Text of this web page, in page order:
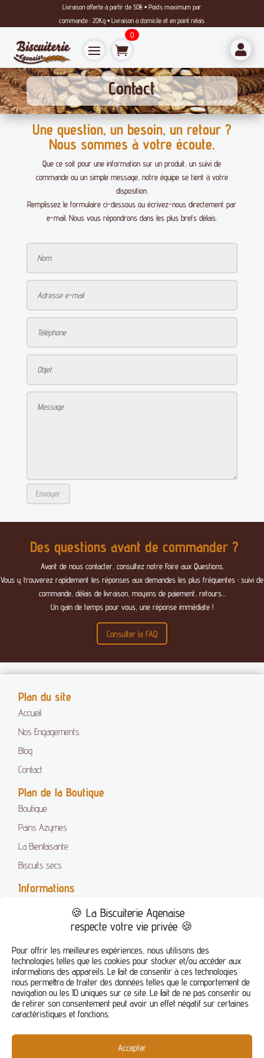
🍪 La Biscuiterie Agenaise
respecte votre vie privée 🍪
Pour offrir les meilleures expériences, nous utilisons des
technologies telles que les cookies pour stocker et/ou accéder aux
informations des appareils. Le fait de consentir à ces technologies
nous permettra de traiter des données telles que le comportement de
navigation ou les ID uniques sur ce site. Le fait de ne pas consentir ou
de retirer son consentement peut avoir un effet négatif sur certaines
caractéristiques et fonctions.
Accepter
Livraison offerte à partir de 50€ • Poids maximum par
commande : 20Kg • Livraison à domicile et en point relais
0

Contact
Une question, un besoin, un retour ?
Nous sommes à votre écoute.
Que ce soit pour une information sur un produit, un suivi de
commande ou un simple message, notre équipe se tient à votre
disposition.
Remplissez le formulaire ci-dessous ou écrivez-nous directement par
e-mail. Nous vous répondrons dans les plus brefs délais.
Envoyer
Des questions avant de commander ?
Avant de nous contacter, consultez notre Foire aux Questions.
Vous y trouverez rapidement les réponses aux demandes les plus fréquentes : suivi de
commande, délais de livraison, moyens de paiement, retours…
Un gain de temps pour vous, une réponse immédiate !
Consulter la FAQ
Plan du site
Accueil
Nos Engagements
Blog
Contact
Plan de la Boutique
Boutique
Pains Azymes
La Bienfaisante
Biscuits secs
Informations
Conditions Générales de Vente
Suivez-nous !